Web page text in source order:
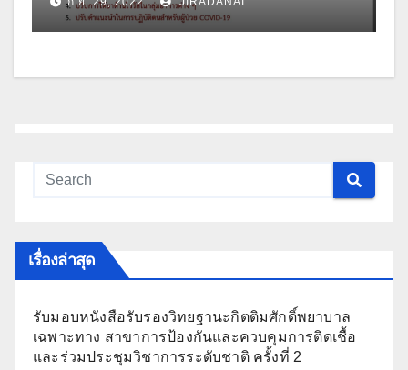
โคโรนา 2019 (COVID-19) สำหรับ
แพทย์และบุคลากรสาธารณสุข ฉบับ
2565
เรื่องล่าสุด
รับมอบหนังสือรับรองวิทยฐานะกิตติมศักดิ์พยาบาล
เฉพาะทาง สาขาการป้องกันและควบคุมการติดเชื้อ
และร่วมประชุมวิชาการระดับชาติ ครั้งที่ 2